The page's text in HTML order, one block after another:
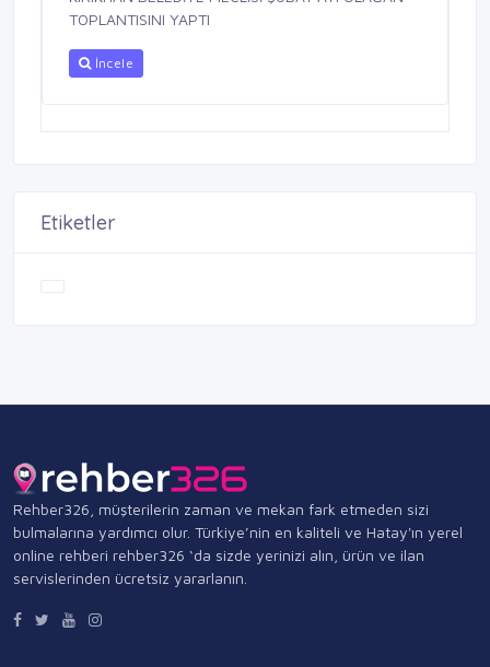
TOPLANTISINI YAPTI
İncele
Etiketler
Rehber326, müşterilerin zaman ve mekan fark etmeden sizi
bulmalarına yardımcı olur. Türkiye’nin en kaliteli ve Hatay'ın yerel
online rehberi rehber326 ‘da sizde yerinizi alın, ürün ve ilan
servislerinden ücretsiz yararlanın.